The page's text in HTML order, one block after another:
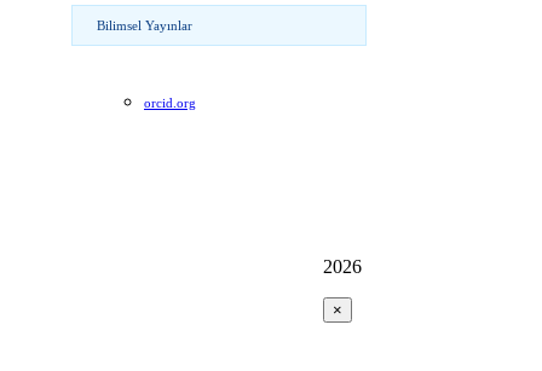
Bilimsel Yayınlar
orcid.org
2026
×